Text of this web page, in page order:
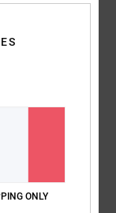
di peso medio,
semi-
schiena
ONLY